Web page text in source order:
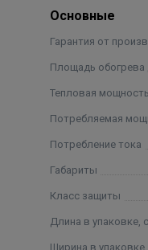
Основные
Гарантия от
Площадь обогрева
Тепловая мощность
Потребляемая
Потребление тока
Габариты
Класс защиты
Длина в упаковке,
Ширина в